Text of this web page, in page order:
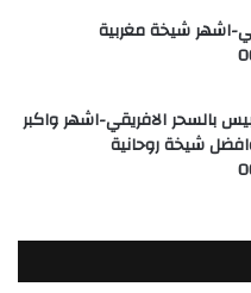
اشهر شيخة مغربية
بالسحر الافريقي-اشهر واكبر
شيخة روحانية